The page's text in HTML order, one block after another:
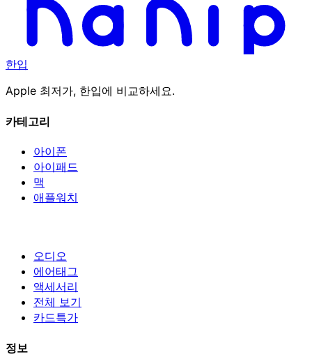
한입
Apple 최저가, 한입에 비교하세요.
카테고리
아이폰
아이패드
맥
애플워치
오디오
에어태그
액세서리
전체 보기
카드특가
정보